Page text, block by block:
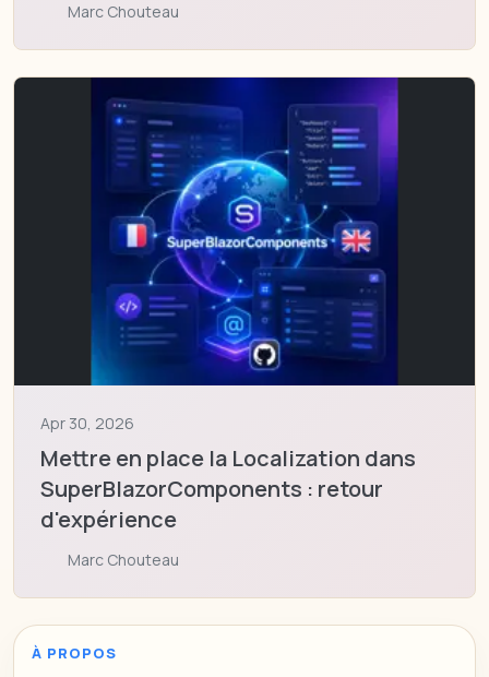
Marc Chouteau
Apr 30, 2026
Mettre en place la Localization dans
SuperBlazorComponents : retour
d'expérience
Marc Chouteau
À PROPOS